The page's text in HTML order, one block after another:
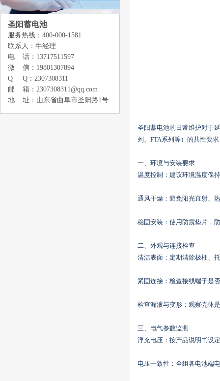
圣阳蓄电池
服务热线：400-000-1581
联系人：牛经理
电 话：13717511597
微 信：19801307894
Q Q：2307308311
邮 箱：2307308311@qq.com
地 址：山东省曲阜市圣阳路1号
圣阳蓄电池的日常维护对于
列、FTA系列等）的共性要
‌一、环境与安装要求‌
温度控制‌：建议环境温度保
通风干燥‌：避免阳光直射、
稳固安装‌：使用防震垫片，
‌二、外观与连接检查‌
清洁表面‌：定期清除极柱、
紧固连接‌：检查接线端子是
检查漏液与变形‌：观察壳体
‌三、电气参数监测‌
浮充电压‌：按产品说明书设
电压一致性‌：全组各电池端